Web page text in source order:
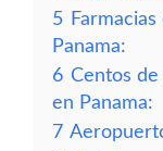
5
Panama:
6 Centos de
en Panama:
7